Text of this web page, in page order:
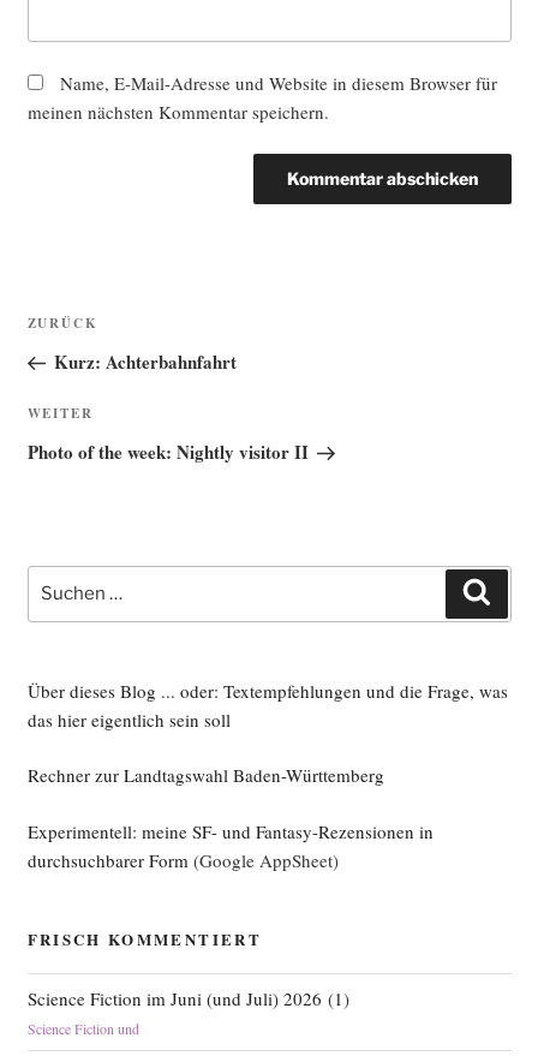
Name, E-Mail-Adresse und Website in diesem Browser für
meinen nächsten Kommentar speichern.
Beitragsnavigation
Vorheriger
Beitrag
ZURÜCK
Kurz: Achterbahnfahrt
Nächster
Beitrag
WEITER
Photo of the week: Nightly visitor II
Suche
nach:
Über dieses Blog ... oder: Textempfehlungen und die Frage, was
das hier eigentlich sein soll
Rechner zur Landtagswahl Baden-Württemberg
Experimentell: meine SF- und Fantasy-Rezensionen in
durchsuchbarer Form (Google AppSheet)
FRISCH KOMMENTIERT
Science Fiction im Juni (und Juli) 2026 (1)
Science Fiction und